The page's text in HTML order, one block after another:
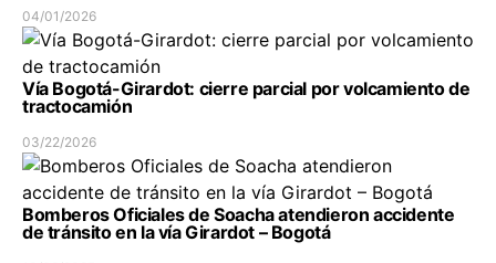
04/01/2026
Vía Bogotá-Girardot: cierre parcial por volcamiento de
tractocamión
03/22/2026
Bomberos Oficiales de Soacha atendieron accidente
de tránsito en la vía Girardot – Bogotá